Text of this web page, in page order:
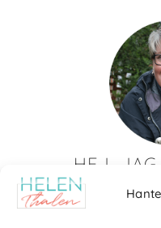
HEJ, JAG
Det är så